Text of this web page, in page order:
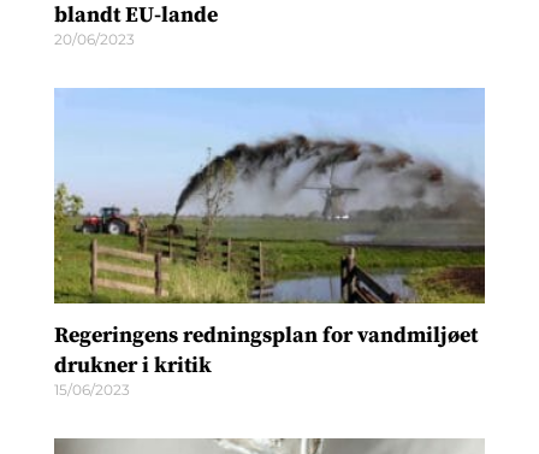
blandt EU-lande
20/06/2023
Regeringens redningsplan for vandmiljøet
drukner i kritik
15/06/2023